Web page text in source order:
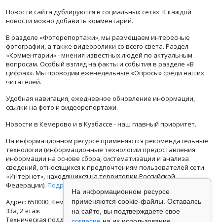
Новости сайта дублируются в социальных сетях. К каждой
новости можно добавить комментарий.
В разделе «Фоторепортажи», мы размещаем интересные
фотографии, а также видеоролики со всего света. Раздел
«Комментарии» - мнения известных людей по актуальным
вопросам. Особый взгляд на факты и события в разделе «В
цифрах». Мы проводим еженедельные «Опросы» среди наших
читателей.
Удобная навигация, ежедневное обновление информации,
ссылки на фото и видеорепортажи.
Новости в Кемерово и в Кузбассе - наш главный приоритет.
На информационном ресурсе применяются рекомендательные
технологии (информационные технологии предоставления
информации на основе сбора, систематизации и анализа
сведений, относящихся к предпочтениям пользователей сети
«Интернет», находящихся на территории Российской
Федерации). Подробная информация
Адрес: 650000, Кемеровская Область, г.Кемерово, ул.Кузбасская
33а, 2 этаж
Техническая поддержка: support@vse42.ru
На информационном ресурсе
применяются cookie-файлы. Оставаясь
на сайте, вы подтверждаете свое